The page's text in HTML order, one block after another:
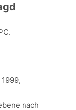
nach